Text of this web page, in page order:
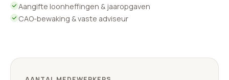
Aangifte loonheffingen & jaaropgaven
CAO-bewaking & vaste adviseur